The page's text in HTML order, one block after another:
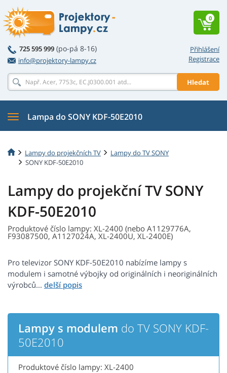
Přihlášení
Registrace
725 595 999 (po-pá 8-16)
info@projektory-lampy.cz
Hledat
0
Lampa do SONY KDF-50E2010
Lampy do projekčních TV
Lampy do TV SONY
SONY KDF-50E2010
Lampy do projekční TV SONY
KDF-50E2010
Produktové číslo lampy: XL-2400 (nebo A1129776A,
F93087500, A1127024A, XL-2400U, XL-2400E)
Pro televizor SONY KDF-50E2010 nabízíme lampy s
modulem i samotné výbojky od originálních i neoriginálních
výrobců...
Lampy s modulem do TV SONY KDF-
50E2010
Produktové číslo lampy: XL-2400